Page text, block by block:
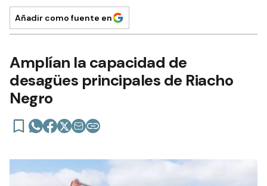
Añadir como fuente en
Amplían la capacidad de
desagües principales de Riacho
Negro